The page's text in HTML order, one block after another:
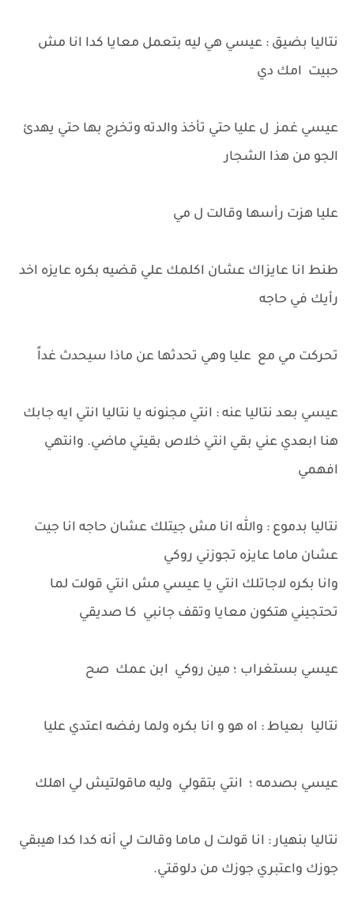
نتاليا بضيق : عيسي هي ليه بتعمل معايا كدا انا مش
حبيت امك دي
عيسي غمز ل عليا حتي تأخذ والدته وتخرج بها حتي يهدئ
الجو من هذا الشجار
عليا هزت رأسها وقالت ل مي
طنط انا عايزاك عشان اكلمك علي قضيه بكره عايزه اخد
رأيك في حاجه
تحركت مي مع عليا وهي تحدثها عن ماذا سيحدث غداً
عيسي بعد نتاليا عنه : انتي مجنونه يا نتاليا انتي ايه جابك
هنا ابعدي عني بقي انتي خلاص بقيتي ماضي. وانتهي
افهمي
نتاليا بدموع : والله انا مش جيتلك عشان حاجه انا جيت
عشان ماما عايزه تجوزني روكي
وانا بكره لاجاتلك انتي يا عيسي مش انتي قولت لما
تحتجيني هتكون معايا وتقف جانبي كا صديقي
عيسي بستغراب ؛ مين روكي ابن عمك صح
نتاليا بعياط : اه هو و انا بكره ولما رفضه اعتدي عليا
عيسي بصدمه ؛ انتي بتقولي وليه ماقولتيش لي اهلك
نتاليا بنهيار : انا قولت ل ماما وقالت لي أنه كدا كدا هيبقي
جوزك واعتبري جوزك من دلوقتي.